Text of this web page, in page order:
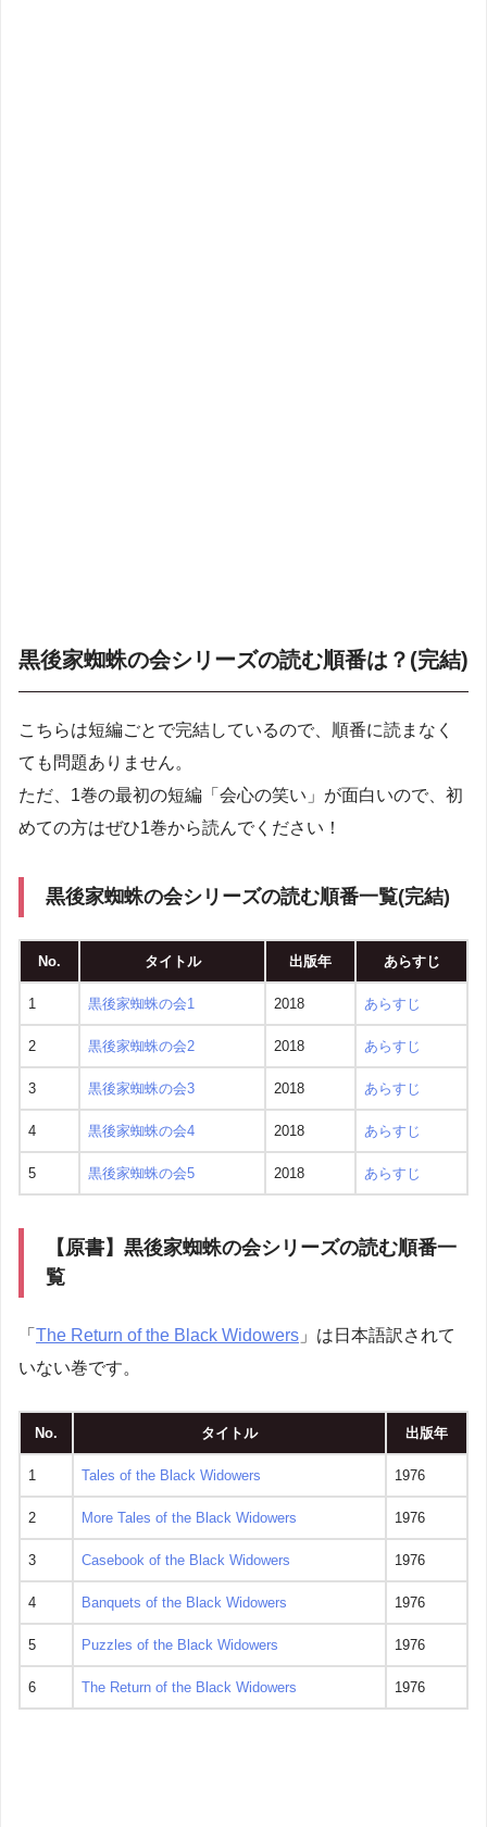
黒後家蜘蛛の会シリーズの読む順番は？(完結)
こちらは短編ごとで完結しているので、順番に読まなく
ても問題ありません。
ただ、1巻の最初の短編「会心の笑い」が面白いので、初
めての方はぜひ1巻から読んでください！
黒後家蜘蛛の会シリーズの読む順番一覧(完結)
No. タイトル 出版年 あらすじ
1 黒後家蜘蛛の会1 2018 あらすじ
2 黒後家蜘蛛の会2 2018 あらすじ
3 黒後家蜘蛛の会3 2018 あらすじ
4 黒後家蜘蛛の会4 2018 あらすじ
5 黒後家蜘蛛の会5 2018 あらすじ
【原書】黒後家蜘蛛の会シリーズの読む順番一
覧
「 The Return of the Black Widowers 」は日本語訳されて
いない巻です。
No. タイトル 出版年
1 Tales of the Black Widowers 1976
2 More Tales of the Black Widowers 1976
3 Casebook of the Black Widowers 1976
4 Banquets of the Black Widowers 1976
5 Puzzles of the Black Widowers 1976
6 The Return of the Black Widowers 1976